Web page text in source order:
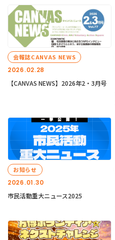
2026.02.28
会報誌CANVAS NEWS
【CANVAS NEWS】2026年2・3月号
2026.01.30
お知らせ
市民活動重大ニュース2025